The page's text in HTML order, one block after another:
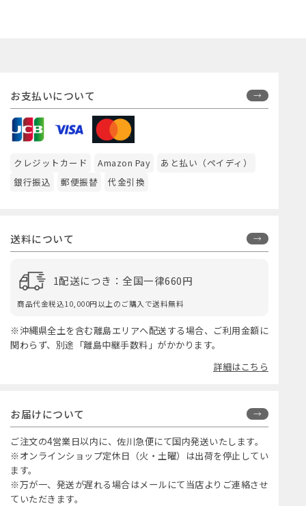
お支払いについて
クレジットカード Amazon Pay
あと払い（ペイディ）
銀行振込
郵便振替 代金引換
送料について
1配送につき：全国一律660円
商品代金税込10,000円以上のご購入で送料無料
※沖縄県全土を含む離島エリアへ配送する場合、ご利用金額に
関わらず、別途「離島中継手数料」がかかります。
詳細はこちら
お届けについて
ご注文の4営業日以内に、佐川急便にて国内発送いたします。
※オンラインショップ定休日（火・土曜）は出荷を停止してい
ます。
※万が一、発送が遅れる場合はメールにて当店よりご連絡させ
ていただきます。